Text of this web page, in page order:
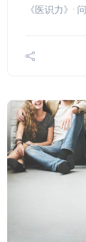
《医识力》·